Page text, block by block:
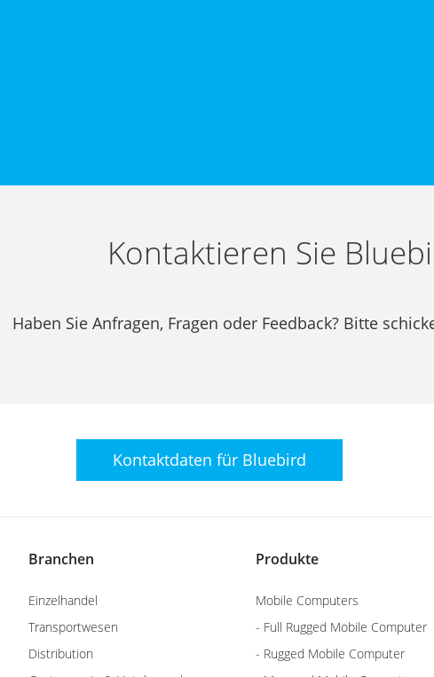
Kontaktieren Sie
Haben Sie Anfragen, Fragen oder Feedback? Bitte
Kontaktdaten für Bluebird
Branchen
Einzelhandel
Transportwesen
Distribution
Produkte
Mobile Computers
- Full Rugged Mobile Computer
- Rugged Mobile Computer